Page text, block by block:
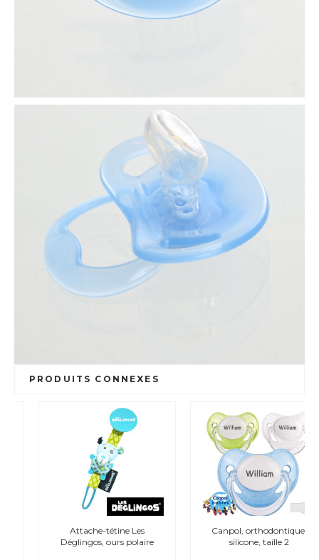
PRODUITS CONNEXES
Attache-tétine Les
Déglingos, ours polaire
Canpol, orthodontique,
silicone, taille 2